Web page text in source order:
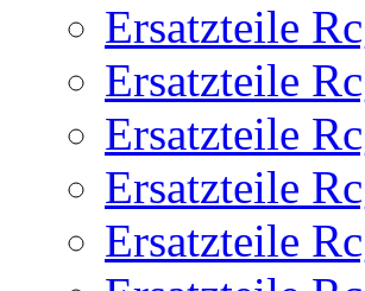
Ersatzteile
Ersatzteile
Ersatzteile
Ersatzteile
Ersatzteile